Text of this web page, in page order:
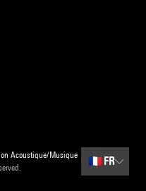
Acoustique/Musique
🇫🇷 FR